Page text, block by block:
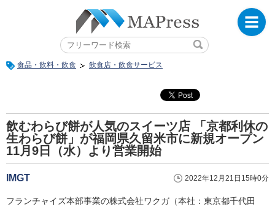
食品・飲料・飲食 飲食店・飲食サービス
飲むわらび餅が人気のスイーツ店 「京都利休の
生わらび餅」が福岡県久留米市に新規オープン
11月9日（水）より営業開始
IMGT 2022年12月21日15時0分
フランチャイズ本部事業の株式会社ワクガ（本社：東京都千代田